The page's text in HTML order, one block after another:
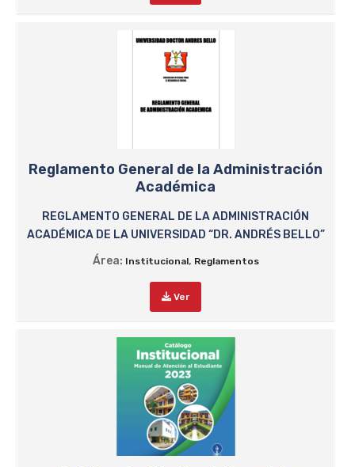
Reglamento General de la Administración
Académica
REGLAMENTO GENERAL DE LA ADMINISTRACIÓN
ACADÉMICA DE LA UNIVERSIDAD “DR. ANDRÉS BELLO”
Área: Institucional, Reglamentos
Ver